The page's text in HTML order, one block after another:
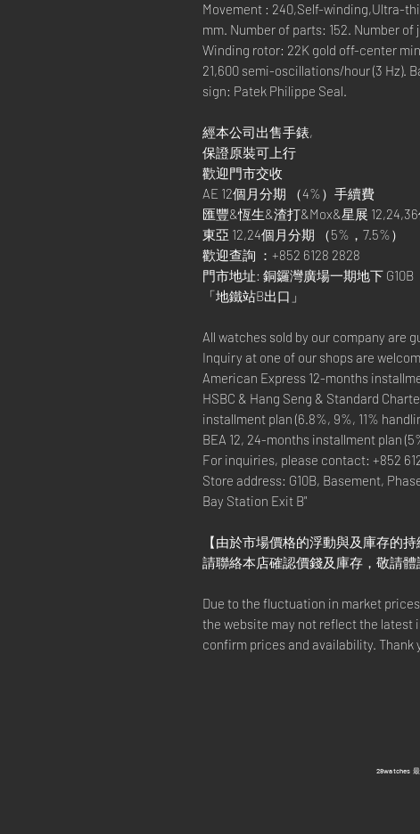
Movement : 240,Self-winding,Ultra-
mm. Number of parts: 152. Number
Winding rotor: 22K gold off-center
21,600 semi-oscillations/hour (3 Hz).
sign: Patek Philippe Seal.
經本公司出售手錶,
保證原裝可上行
歡迎門市交收
AE 12個月分期 （4%）手續費
匯豐&恆生&渣打&Mox&星展 12,24,36
東亞 12,24個月分期 （5%，7.5%）
歡迎查詢 ：+852 6128 2828
門市地址: 銅鑼灣廣場一期地下 G10B
「地鐵站B出口」
All watches sold by our company are
Inquiry at one of our shops are
American Express 12-months
HSBC & Hang Seng & Standard
installment plan (6.8%, 9%, 11%
BEA 12, 24-months installment plan
For inquiries, please contact: +852
Store address: G10B, Basement,
Bay Station Exit B"
【由於市場價格的浮動與及庫存的
請聯絡本店確認價錢及庫存，敬請體
Due to the fluctuation in market
the website may not reflect the latest
confirm prices and availability. Thank
​28watches